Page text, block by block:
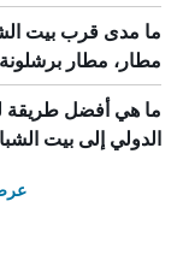
ما مدى قرب بيت
مطار، مطار
ما هي أفضل طريقة
الدولي إلى بيت